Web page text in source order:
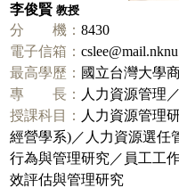
李俊賢 教授
分 機： 8430
電子信箱：
最高學歷： 國立台灣大學
專 長： 人力資源管理
授課科目： 人力資源管理
經營學系)／人力資源選任
行為與管理研究／員工工
效評估與管理研究